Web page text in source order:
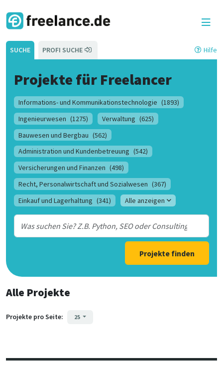
SUCHE PROFI SUCHE Hilfe
Projekte für Freelancer
Informations- und Kommunikationstechnologie (1893)
Ingenieurwesen (1275) Verwaltung (625)
Bauwesen und Bergbau (562)
Administration und Kundenbetreuung (542)
Versicherungen und Finanzen (498)
Recht, Personalwirtschaft und Sozialwesen (367)
Einkauf und Lagerhaltung (341) Alle anzeigen
Projekte finden
Alle Projekte
Projekte pro Seite: 25